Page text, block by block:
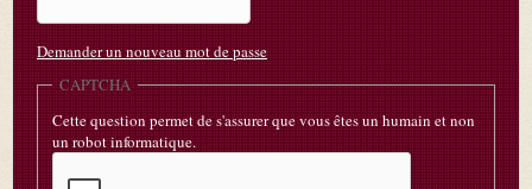
Demander un nouveau mot de passe
CAPTCHA
Cette question permet de s'assurer que vous êtes un humain et non
un robot informatique.